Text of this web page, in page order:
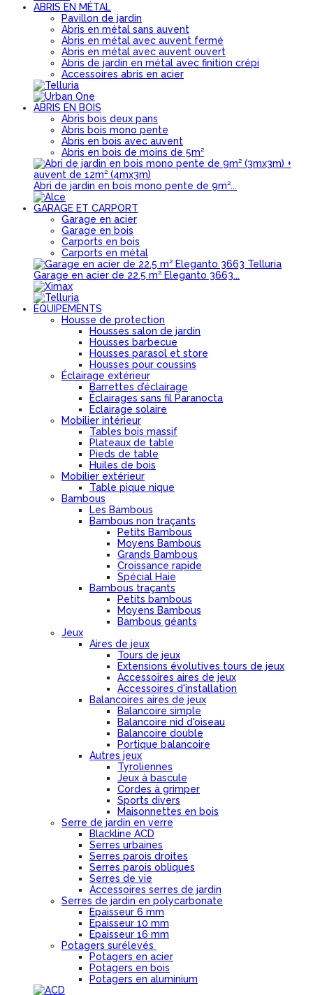
ABRIS EN MÉTAL
Pavillon de jardin
Abris en métal sans auvent
Abris en métal avec auvent fermé
Abris en métal avec auvent ouvert
Abris de jardin en métal avec finition crépi
Accessoires abris en acier
ABRIS EN BOIS
Abris bois deux pans
Abris bois mono pente
Abris en bois avec auvent
Abris en bois de moins de 5m²
Abri de jardin en bois mono pente de 9m²...
GARAGE ET CARPORT
Garage en acier
Garage en bois
Carports en bois
Carports en métal
Garage en acier de 22.5 m² Eleganto 3663...
ÉQUIPEMENTS
Housse de protection
Housses salon de jardin
Housses barbecue
Housses parasol et store
Housses pour coussins
Éclairage extérieur
Barrettes d’éclairage
Éclairages sans fil Paranocta
Eclairage solaire
Mobilier intérieur
Tables bois massif
Plateaux de table
Pieds de table
Huiles de bois
Mobilier extérieur
Table pique nique
Bambous
Les Bambous
Bambous non traçants
Petits Bambous
Moyens Bambous
Grands Bambous
Croissance rapide
Spécial Haie
Bambous traçants
Petits bambous
Moyens Bambous
Bambous géants
Jeux
Aires de jeux
Tours de jeux
Extensions évolutives tours de jeux
Accessoires aires de jeux
Accessoires d'installation
Balancoires aires de jeux
Balancoire simple
Balancoire nid d'oiseau
Balancoire double
Portique balancoire
Autres jeux
Tyroliennes
Jeux à bascule
Cordes à grimper
Sports divers
Maisonnettes en bois
Serre de jardin en verre
Blackline ACD
Serres urbaines
Serres parois droites
Serres parois obliques
Serres de vie
Accessoires serres de jardin
Serres de jardin en polycarbonate
Epaisseur 6 mm
Epaisseur 10 mm
Epaisseur 16 mm
Potagers surélevés
Potagers en acier
Potagers en bois
Potagers en aluminium